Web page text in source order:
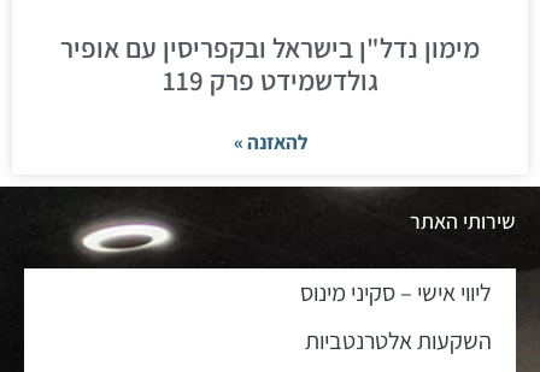
מימון נדל"ן בישראל ובקפריסין עם אופיר
גולדשמידט פרק 119
להאזנה »
שירותי האתר
ליווי אישי – סקיני מינוס
השקעות אלטרנטביות